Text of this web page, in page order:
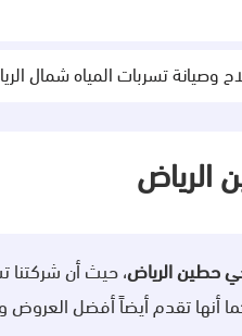
وصيانة تسربات المياه شمال
الرياض
حطين الرياض، حيث أن شركتنا
أنها تقدم أيضاً أفضل